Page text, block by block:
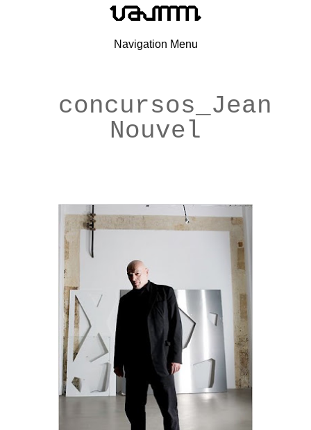
Navigation Menu
concursos_Jean
Nouvel